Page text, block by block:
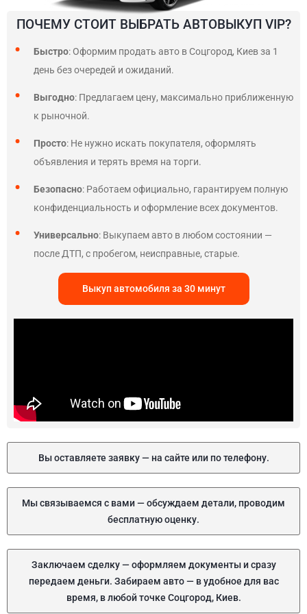
ПОЧЕМУ СТОИТ ВЫБРАТЬ АВТОВЫКУП VIP?
Быстро: Оформим продать авто в Соцгород, Киев за 1
день без очередей и ожиданий.
Выгодно: Предлагаем цену, максимально приближенную
к рыночной.
Просто: Не нужно искать покупателя, оформлять
объявления и терять время на торги.
Безопасно: Работаем официально, гарантируем полную
конфиденциальность и оформление всех документов.
Универсально: Выкупаем авто в любом состоянии —
после ДТП, с пробегом, неисправные, старые.
Выкуп автомобиля за 30 минут
Вы оставляете заявку — на сайте или по телефону.
Мы связываемся с вами — обсуждаем детали, проводим
бесплатную оценку.
Заключаем сделку — оформляем документы и сразу
передаем деньги. Забираем авто — в удобное для вас
время, в любой точке Соцгород, Киев.